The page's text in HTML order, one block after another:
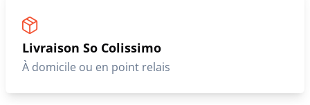
Livraison So Colissimo
À domicile ou en point relais